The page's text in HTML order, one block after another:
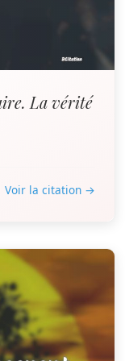
La vérité
Voir la citation →